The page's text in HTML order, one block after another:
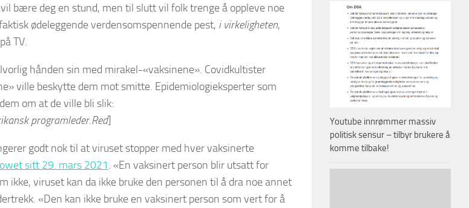
bære deg en stund, men til slutt vil folk trenge å oppleve noe
ødeleggende verdensomspennende pest, i virkeligheten,
TV.
hånden sin med mirakel-«vaksinene». Covidkultister
ville beskytte dem mot smitte. Epidemiologieksperter som
om at de ville bli slik:
programleder.Red]
godt nok til at viruset stopper med hver vaksinerte
sitt 29. mars 2021. «En vaksinert person blir utsatt for
ikke, viruset kan da ikke bruke den personen til å dra noe annet
«Den kan ikke bruke en vaksinert person som vert for å
Youtube innrømmer massiv
politisk sensur – tilbyr brukere å
komme tilbake!